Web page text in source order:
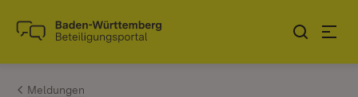
Zum Inhalt springen
Link zur Startseite
Meldungen